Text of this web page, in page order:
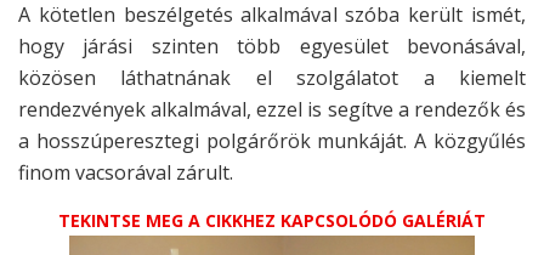
A kötetlen beszélgetés alkalmával szóba került ismét,
hogy járási szinten több egyesület bevonásával,
közösen láthatnának el szolgálatot a kiemelt
rendezvények alkalmával,ezzel is segítve a rendezők és
a hosszúperesztegi polgárőrök munkáját. A közgyűlés
finom vacsorával zárult.
TEKINTSE MEG A CIKKHEZ KAPCSOLÓDÓ GALÉRIÁT